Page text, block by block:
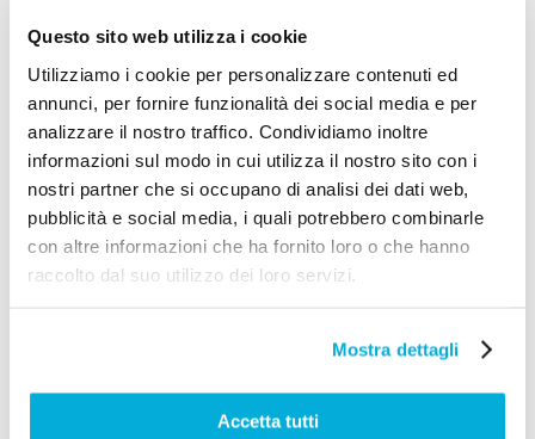
Questo sito web utilizza i cookie
Utilizziamo i cookie per personalizzare contenuti ed
annunci, per fornire funzionalità dei social media e per
analizzare il nostro traffico. Condividiamo inoltre
informazioni sul modo in cui utilizza il nostro sito con i
nostri partner che si occupano di analisi dei dati web,
pubblicità e social media, i quali potrebbero combinarle
con altre informazioni che ha fornito loro o che hanno
raccolto dal suo utilizzo dei loro servizi.
Mostra dettagli
Accetta tutti
Un ambiente domestico più silenzioso migliora il
comfort, permettendoti di rilassarti e concentrarti
meglio.
Aumento del Valore Immobiliare
Le finestre con buone proprietà isolanti acustiche sono
un plus che può aumentare il valore della tua casa sul
Molte finestre acustiche offrono anche ottime